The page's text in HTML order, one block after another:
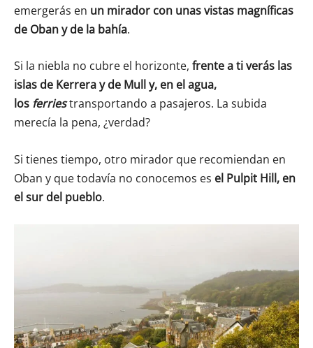
emergerás en un mirador con unas vistas magníficas
de Oban y de la bahía.
Si la niebla no cubre el horizonte, frente a ti verás las
islas de Kerrera y de Mull y, en el agua,
los ferriestransportando a pasajeros. La subida
merecía la pena, ¿verdad?
Si tienes tiempo, otro mirador que recomiendan en
Oban y que todavía no conocemos es el Pulpit Hill, en
el sur del pueblo.